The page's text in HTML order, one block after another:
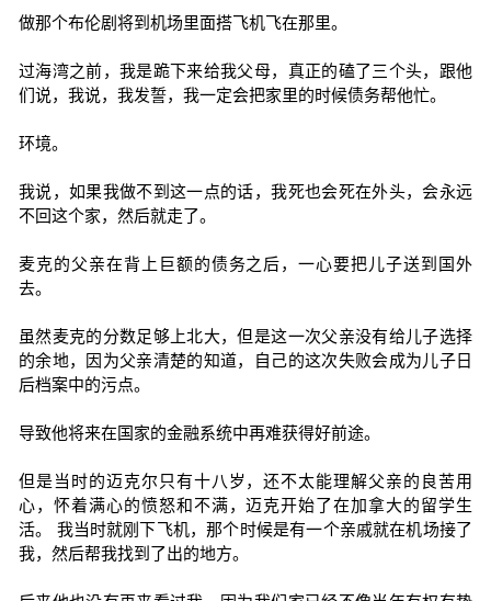
做那个布伦剧将到机场里面搭飞机飞在那里。
过海湾之前，我是跪下来给我父母，真正的磕了三个头，跟他
们说，我说，我发誓，我一定会把家里的时候债务帮他忙。
环境。
我说，如果我做不到这一点的话，我死也会死在外头，会永远
不回这个家，然后就走了。
麦克的父亲在背上巨额的债务之后，一心要把儿子送到国外
去。
虽然麦克的分数足够上北大，但是这一次父亲没有给儿子选择
的余地，因为父亲清楚的知道，自己的这次失败会成为儿子日
后档案中的污点。
导致他将来在国家的金融系统中再难获得好前途。
但是当时的迈克尔只有十八岁，还不太能理解父亲的良苦用
心，怀着满心的愤怒和不满，迈克开始了在加拿大的留学生
活。 我当时就刚下飞机，那个时候是有一个亲戚就在机场接了
我，然后帮我找到了出的地方。